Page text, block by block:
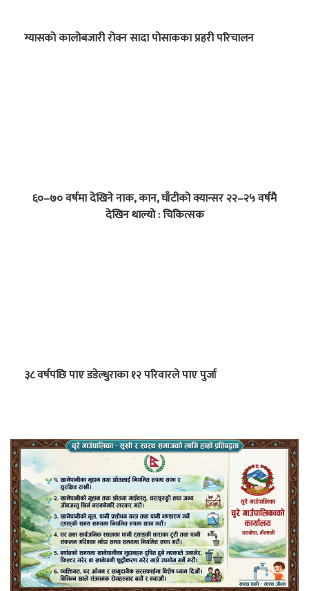
ग्यासको कालोबजारी रोक्न सादा पोसाकका प्रहरी परिचालन
६०–७० वर्षमा देखिने नाक, कान, घाँटीको क्यान्सर २२–२५ वर्षमै
देखिन थाल्यो : चिकित्सक
३८ वर्षपछि पाए डडेल्धुराका १२ परिवारले पाए पुर्जा